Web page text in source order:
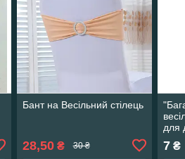
Бант на Весільний стілець
28,50₴ 30 ₴
для
7 ₴